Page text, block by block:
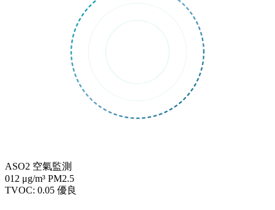
ASO2 空氣監測
012 μg/m³ PM2.5
TVOC: 0.05 優良